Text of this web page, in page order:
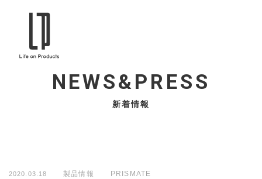
NEWS&PRESS
新着情報
2020.03.18 製品情報 PRISMATE